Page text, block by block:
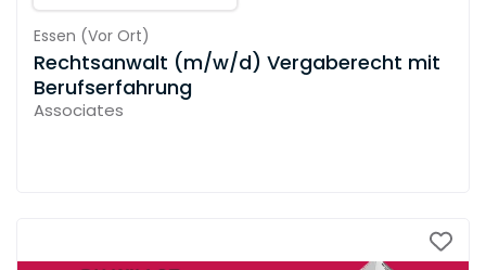
Essen (Vor Ort)
Rechtsanwalt (m/w/d) Vergaberecht mit
Berufserfahrung
Associates